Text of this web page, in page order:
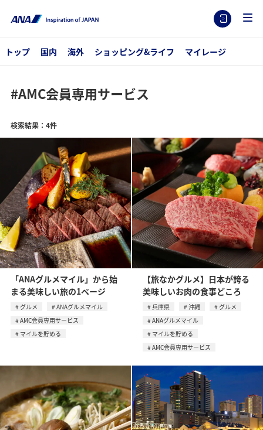
トップ 国内 海外 ショッピング&ライフ マイレージ
#AMC会員専用サービス
検索結果：4件
「ANAグルメマイル」から始
まる美味しい旅の1ページ
グルメ
ANAグルメマイル
AMC会員専用サービス
マイルを貯める
【旅なかグルメ】日本が誇る
美味しいお肉の食事どころ
兵庫県 沖縄
グルメ
ANAグルメマイル
マイルを貯める
AMC会員専用サービス